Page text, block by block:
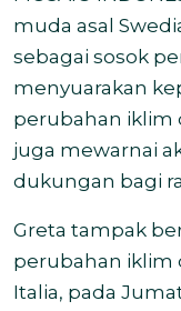
muda asal
sebagai sosok
menyuarakan
perubahan iklim
juga mewarnai
dukungan bagi
Greta tampak
perubahan iklim
Italia, pada